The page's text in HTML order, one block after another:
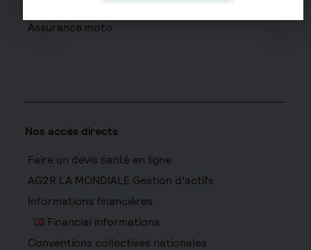
Assurance moto
Nos accès directs
Faire un devis santé en ligne
AG2R LA MONDIALE Gestion d’actifs
Informations financières
Financial informations
Conventions collectives nationales